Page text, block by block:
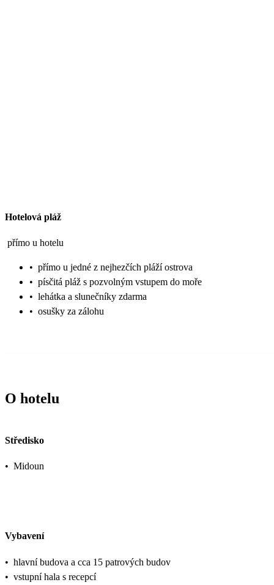
Hotelová pláž
přímo u hotelu
• přímo u jedné z nejhezčích pláží ostrova
• písčitá pláž s pozvolným vstupem do moře
• lehátka a slunečníky zdarma
• osušky za zálohu
O hotelu
Středisko
• Midoun
Vybavení
• hlavní budova a cca 15 patrových budov
• vstupní hala s recepcí